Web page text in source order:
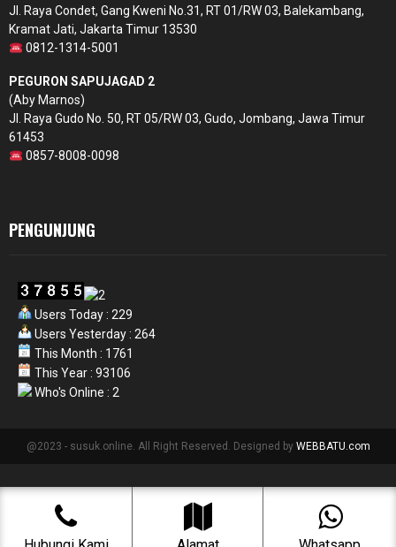
Jl. Raya Condet, Gang Kweni No.31, RT 01/RW 03, Balekambang,
Kramat Jati, Jakarta Timur 13530
0812-1314-5001
PEGURON SAPUJAGAD 2
(Aby Marnos)
Jl. Raya Gudo No. 50, RT 05/RW 03, Gudo, Jombang, Jawa Timur
61453
0857-8008-0098
PENGUNJUNG
Users Today : 229
Users Yesterday : 264
This Month : 1761
This Year : 93106
Who's Online : 2
@2023 - susuk.online. All Right Reserved. Designed by WEBBATU.com